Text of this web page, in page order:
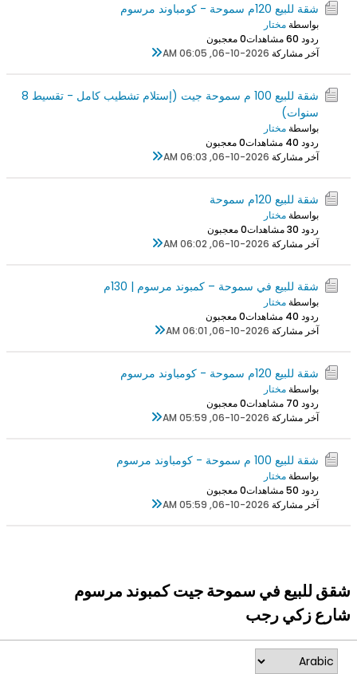
شقة للبيع 120م سموحة - كومباوند مرسوم
بواسطةمختار
ردود 0
6 مشاهدات
0 معجبون
آخر مشاركة 06-10-2026, 06:05 AM
شقة للبيع 100 م سموحة جيت (إستلام تشطيب كامل - تقسيط 8
سنوات)
بواسطةمختار
ردود 0
4 مشاهدات
0 معجبون
آخر مشاركة 06-10-2026, 06:03 AM
شقة للبيع 120م سموحة
بواسطةمختار
ردود 0
3 مشاهدات
0 معجبون
آخر مشاركة 06-10-2026, 06:02 AM
شقة للبيع في سموحة – كمبوند مرسوم | 130م
بواسطةمختار
ردود 0
4 مشاهدات
0 معجبون
آخر مشاركة 06-10-2026, 06:01 AM
شقة للبيع 120م سموحة - كومباوند مرسوم
بواسطةمختار
ردود 0
7 مشاهدات
0 معجبون
آخر مشاركة 06-10-2026, 05:59 AM
شقة للبيع 100 م سموحة - كومباوند مرسوم
بواسطةمختار
ردود 0
5 مشاهدات
0 معجبون
آخر مشاركة 06-10-2026, 05:59 AM
شقق للبيع في سموحة جيت كمبوند مرسوم
شارع زكي رجب